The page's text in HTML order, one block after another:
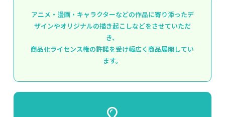
アニメ・漫画・キャラクターなどの作品に寄り添ったデ
ザインやオリジナルの描き起こしなどをさせていただ
き、
商品化ライセンス権の許諾を受け幅広く商品展開してい
ます。